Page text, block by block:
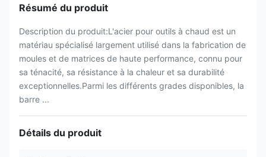
Résumé du produit
Description du produit:L'acier pour outils à chaud est un
matériau spécialisé largement utilisé dans la fabrication de
moules et de matrices de haute performance, connu pour
sa ténacité, sa résistance à la chaleur et sa durabilité
exceptionnelles.Parmi les différents grades disponibles, la
barre ...
Détails du produit